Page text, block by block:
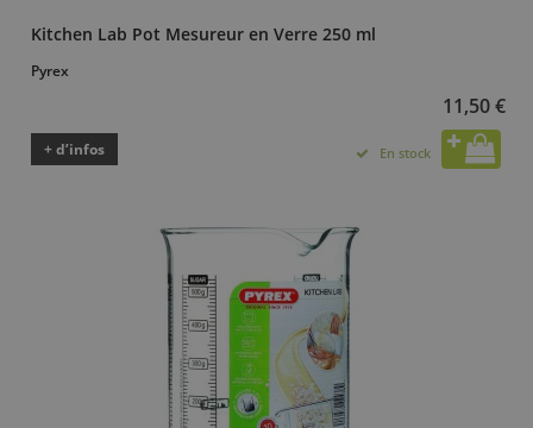
Kitchen Lab Pot Mesureur en Verre 250 ml
Pyrex
11,50 €
+ d’infos En stock